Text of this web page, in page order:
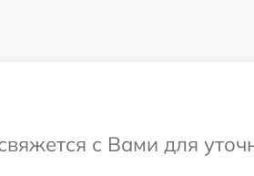
с Вами для